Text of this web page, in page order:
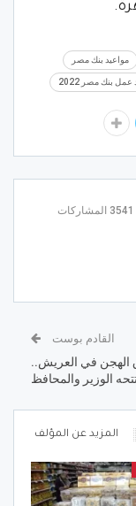
مواعيد بنك مصر
بنك مصر 2022
3541 المشاركات
القادم بوست
الهجن في العريش..
الوزير والمحافظ
المزيد عن المؤلف